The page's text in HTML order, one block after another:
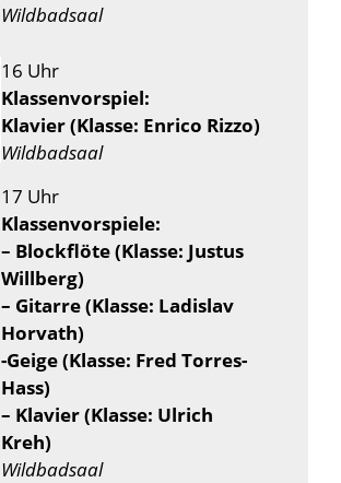
Wildbadsaal
16 Uhr
Klassenvorspiel:
Klavier (Klasse: Enrico Rizzo)
Wildbadsaal
17 Uhr
Klassenvorspiele:
– Blockflöte (Klasse: Justus
Willberg)
– Gitarre (Klasse: Ladislav
Horvath)
-Geige (Klasse: Fred Torres-
Hass)
– Klavier (Klasse: Ulrich
Kreh)
Wildbadsaal